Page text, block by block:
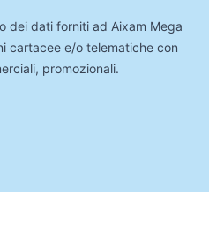
dei dati forniti ad Aixam Mega
cartacee e/o telematiche con
promozionali.